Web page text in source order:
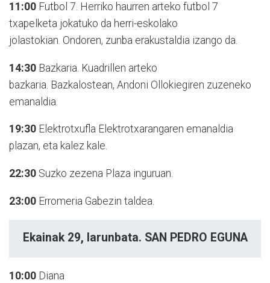
11:00 Futbol 7. Herriko haurren arteko futbol 7
txapelketa jokatuko da herri-eskolako
jolastokian. Ondoren, zunba erakustaldia izango da.
14:30 Bazkaria. Kuadrillen arteko
bazkaria. Bazkalostean, Andoni Ollokiegiren zuzeneko
emanaldia.
19:30 Elektrotxufla Elektrotxarangaren emanaldia
plazan, eta kalez kale.
22:30 Suzko zezena Plaza inguruan.
23:00 Erromeria Gabezin taldea.
Ekainak 29, larunbata. SAN PEDRO EGUNA
10:00 Diana